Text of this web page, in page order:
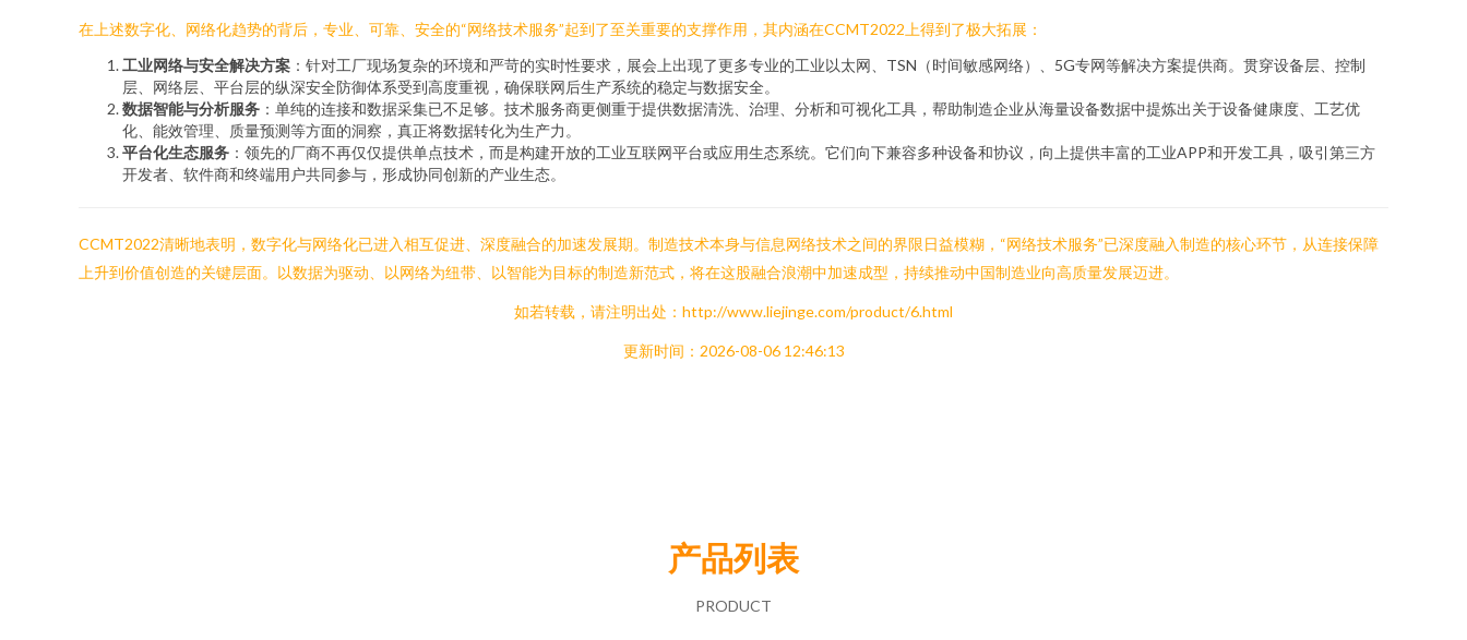
在上述数字化、网络化趋势的背后，专业、可靠、安全的“网络技术服务”起到了至关重要的支撑作用，其内涵在CCMT2022上得到了极大拓展：
工业网络与安全解决方案 ：针对工厂现场复杂的环境和严苛的实时性要求，展会上出现了更多专业的工业以太网、TSN（时间敏感网络）、5G专网等解决方案提供商。贯穿设备层、控制
层、网络层、平台层的纵深安全防御体系受到高度重视，确保联网后生产系统的稳定与数据安全。
数据智能与分析服务 ：单纯的连接和数据采集已不足够。技术服务商更侧重于提供数据清洗、治理、分析和可视化工具，帮助制造企业从海量设备数据中提炼出关于设备健康度、工艺优
化、能效管理、质量预测等方面的洞察，真正将数据转化为生产力。
平台化生态服务 ：领先的厂商不再仅仅提供单点技术，而是构建开放的工业互联网平台或应用生态系统。它们向下兼容多种设备和协议，向上提供丰富的工业APP和开发工具，吸引第三方
开发者、软件商和终端用户共同参与，形成协同创新的产业生态。
CCMT2022清晰地表明，数字化与网络化已进入相互促进、深度融合的加速发展期。制造技术本身与信息网络技术之间的界限日益模糊，“网络技术服务”已深度融入制造的核心环节，从连接保障
上升到价值创造的关键层面。以数据为驱动、以网络为纽带、以智能为目标的制造新范式，将在这股融合浪潮中加速成型，持续推动中国制造业向高质量发展迈进。
如若转载，请注明出处：http://www.liejinge.com/product/6.html
更新时间：2026-08-06 12:46:13
产品列表
PRODUCT